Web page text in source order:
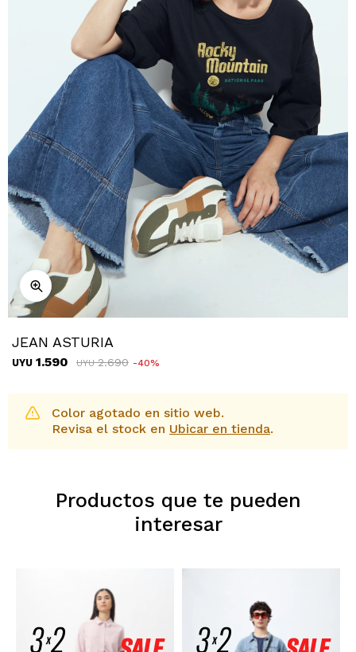
JEAN ASTURIA
UYU 1.590 UYU 2.690 40
Color agotado en sitio web.
Revisa el stock en Ubicar en tienda.
Productos que te pueden
interesar